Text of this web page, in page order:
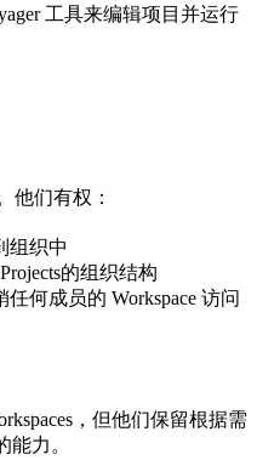
工具来编辑项目并运行
他们有权：
组织中
的组织结构
任何成员的 Workspace 访问
，但他们保留根据需
能力。